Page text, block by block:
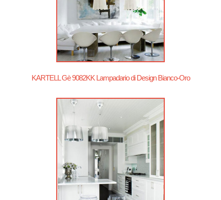
KARTELL Gè 9082KK Lampadario di Design Bianco-Oro